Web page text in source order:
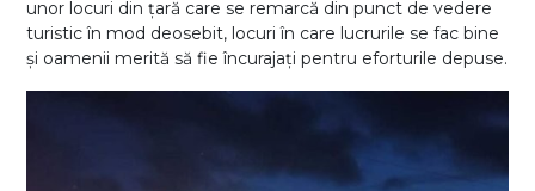
unor locuri din țară care se remarcă din punct de vedere
turistic în mod deosebit, locuri în care lucrurile se fac bine
și oamenii merită să fie încurajați pentru eforturile depuse.